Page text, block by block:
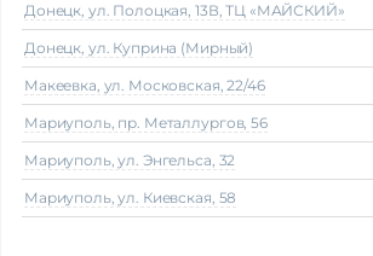
Донецк, ул. Полоцкая, 13В, ТЦ «МАЙСКИЙ»
Донецк, ул. Куприна (Мирный)
Макеeвка, ул. Московская, 22/46
Мариуполь, пр. Металлургов, 56
Мариуполь, ул. Энгельса, 32
Мариуполь, ул. Киевская, 58